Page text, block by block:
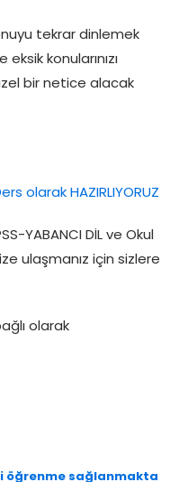
tekrar dinlemek
konularınızı
bir netice alacak
olarak HAZIRLIYORUZ
YABANCI DİL ve Okul
ulaşmanız için sizlere
olarak
öğrenme sağlanmakta